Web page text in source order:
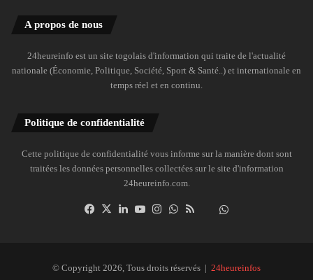
A propos de nous
24heureinfo est un site togolais d'information qui traite de l'actualité
nationale (Économie, Politique, Société, Sport & Santé..) et internationale en
temps réel et en continu.
Politique de confidentialité
Cette politique de confidentialité vous informe sur la manière dont sont
traitées les données personnelles collectées sur le site d'information
24heureinfo.com.
Facebook
X LinkedinYouTubeInstagramWhatsAppDailymotion
© Copyright 2026, Tous droits réservés | 24heureinfos